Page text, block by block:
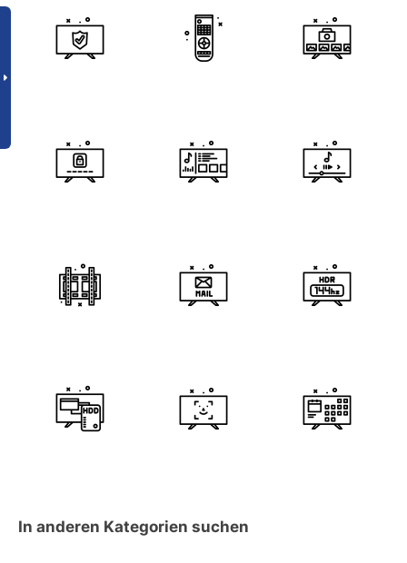
In anderen Kategorien suchen